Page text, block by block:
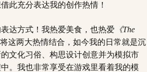
此充分表达我的创作热情！
达方式！我热爱美食，也热爱 《The
这两大热情结合，如今我的日常就是沉
文化习俗、构思设计创意并为模拟市
。我也非常享受在游戏里看着我的模